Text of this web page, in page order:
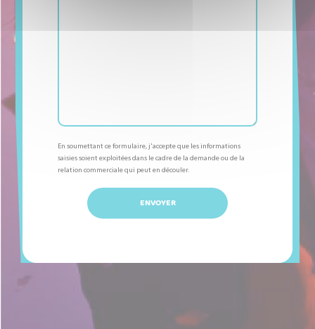
En soumettant ce formulaire, j'accepte que les informations
saisies soient exploitées dans le cadre de la demande ou de la
relation commerciale qui peut en découler.